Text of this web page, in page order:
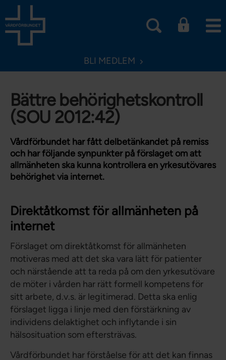
BLI MEDLEM
Bättre behörighetskontroll
(SOU 2012:42)
Vårdförbundet har fått delbetänkandet på remiss
och har följande synpunkter på förslaget om att
allmänheten ska kunna kontrollera en yrkesutövares
behörighet via internet.
Direktåtkomst för allmänheten på
internet
Förslaget om direktåtkomst för allmänheten
motiveras med att det ska vara lätt för patienter
och närstående att ta reda på om den yrkesutövare
de möter i vården har rätt formell kompetens för
sitt arbete, d.v.s. är legitimerad. Detta ska enlig
förslaget ligga i linje med den förstärkning av
individens delaktighet och inflytande i sin
hälsosituation som eftersträvas.
Vårdförbundet har förståelse för att det kan finnas